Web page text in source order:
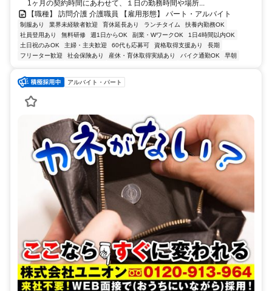
1ヶ月の契約時間にあわせて、１日の勤務時間や場所...
【職種】 訪問介護 介護職員 【雇用形態】 パート・アルバイト
制服あり 業界未経験者歓迎 育休延長あり ランチタイム
扶養内勤務OK
社員登用あり
無料研修 週1日からOK 副業・WワークOK
1日4時間以内OK
土日祝のみOK
主婦・主夫歓迎 60代も応募可 資格取得支援あり
長期
フリーター歓迎
社会保険あり 産休・育休取得実績あり バイク通勤OK 早朝
アルバイト・パート